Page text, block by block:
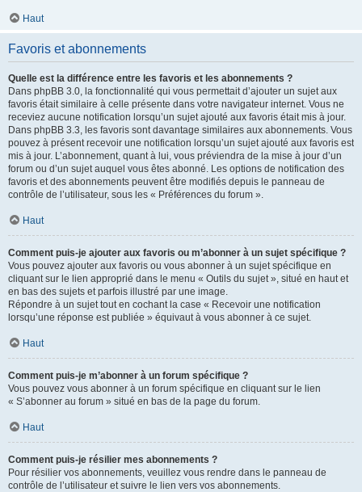
Haut
Favoris et abonnements
Quelle est la différence entre les favoris et les abonnements ?
Dans phpBB 3.0, la fonctionnalité qui vous permettait d’ajouter un sujet aux
favoris était similaire à celle présente dans votre navigateur internet. Vous ne
receviez aucune notification lorsqu’un sujet ajouté aux favoris était mis à jour.
Dans phpBB 3.3, les favoris sont davantage similaires aux abonnements. Vous
pouvez à présent recevoir une notification lorsqu’un sujet ajouté aux favoris est
mis à jour. L’abonnement, quant à lui, vous préviendra de la mise à jour d’un
forum ou d’un sujet auquel vous êtes abonné. Les options de notification des
favoris et des abonnements peuvent être modifiés depuis le panneau de
contrôle de l’utilisateur, sous les « Préférences du forum ».
Haut
Comment puis-je ajouter aux favoris ou m’abonner à un sujet spécifique ?
Vous pouvez ajouter aux favoris ou vous abonner à un sujet spécifique en
cliquant sur le lien approprié dans le menu « Outils du sujet », situé en haut et
en bas des sujets et parfois illustré par une image.
Répondre à un sujet tout en cochant la case « Recevoir une notification
lorsqu’une réponse est publiée » équivaut à vous abonner à ce sujet.
Haut
Comment puis-je m’abonner à un forum spécifique ?
Vous pouvez vous abonner à un forum spécifique en cliquant sur le lien
« S’abonner au forum » situé en bas de la page du forum.
Haut
Comment puis-je résilier mes abonnements ?
Pour résilier vos abonnements, veuillez vous rendre dans le panneau de
contrôle de l’utilisateur et suivre le lien vers vos abonnements.